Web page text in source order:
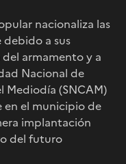
nacionaliza las
a sus
armamento y a
Nacional de
Mediodía (SNCAM)
en el municipio de
implantación
del futuro